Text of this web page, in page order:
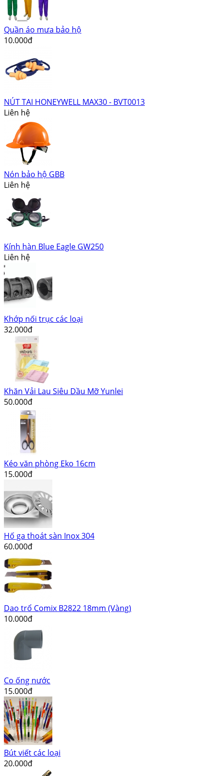
Quần áo mưa bảo hộ
10.000đ
NÚT TAI HONEYWELL MAX30 - BVT0013
Liên hệ
Nón bảo hộ GBB
Liên hệ
Kính hàn Blue Eagle GW250
Liên hệ
Khớp nối trục các loại
32.000đ
Khăn Vải Lau Siêu Dầu Mỡ Yunlei
50.000đ
Kéo văn phòng Eko 16cm
15.000đ
Hố ga thoát sàn Inox 304
60.000đ
Dao trổ Comix B2822 18mm (Vàng)
10.000đ
Co ống nước
15.000đ
Bút viết các loại
20.000đ